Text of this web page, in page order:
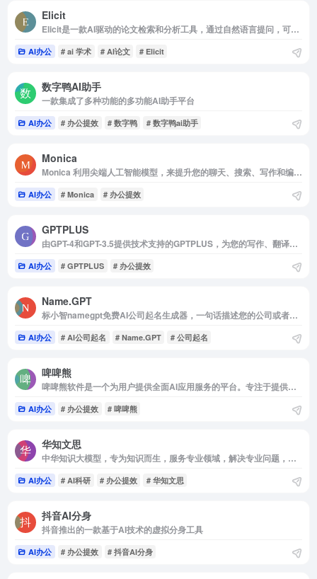
Elicit
Elicit是一款AI驱动的论文检索和分析工具，通过自然语言提问，可以快速找到答案，提取核心论文内容，简化综述和文献筛选工作。
AI办公 # ai 学术 # AI论文 # Elicit
数字鸭AI助手
一款集成了多种功能的多功能AI助手平台
AI办公 # 办公提效 # 数字鸭 # 数字鸭ai助手
Monica
Monica 利用尖端人工智能模型，来提升您的聊天、搜索、写作和编程体验。可作为 Chrome 和 Edge 浏览器扩展使用，同时提供移动端和桌面端应用程序。
AI办公 # Monica # 办公提效
GPTPLUS
由GPT-4和GPT-3.5提供技术支持的GPTPLUS，为您的写作、翻译、代码分析、问答需求提供最准确有效的AI反馈
AI办公 # GPTPLUS # 办公提效
Name.GPT
标小智namegpt免费AI公司起名生成器，一句话描述您的公司或者产品，Name.GPT就能自动生成多种风格的企业品牌名称
AI办公 # AI公司起名 # Name.GPT # 公司起名
啤啤熊
啤啤熊软件是一个为用户提供全面AI应用服务的平台。专注于提供高效、易于使用的AI工具和资源，旨在满足广泛的AI需求。
AI办公 # 办公提效 # 啤啤熊
华知文思
中华知识大模型，专为知识而生，服务专业领域，解决专业问题，集成了智能写作、智能PPT制作、AI研究助手、论文智能排版等功能
AI办公 # AI科研 # 办公提效 # 华知文思
抖音AI分身
抖音推出的一款基于AI技术的虚拟分身工具
AI办公 # 办公提效 # 抖音AI分身